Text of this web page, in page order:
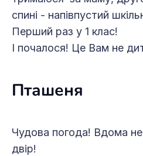
спині - напівпустий
Перший раз у 1 клас!
І почалося! Це Вам не
Пташеня
Чудова погода! Вдома
двір!